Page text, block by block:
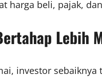
harga beli, pajak,
Lebih
investor